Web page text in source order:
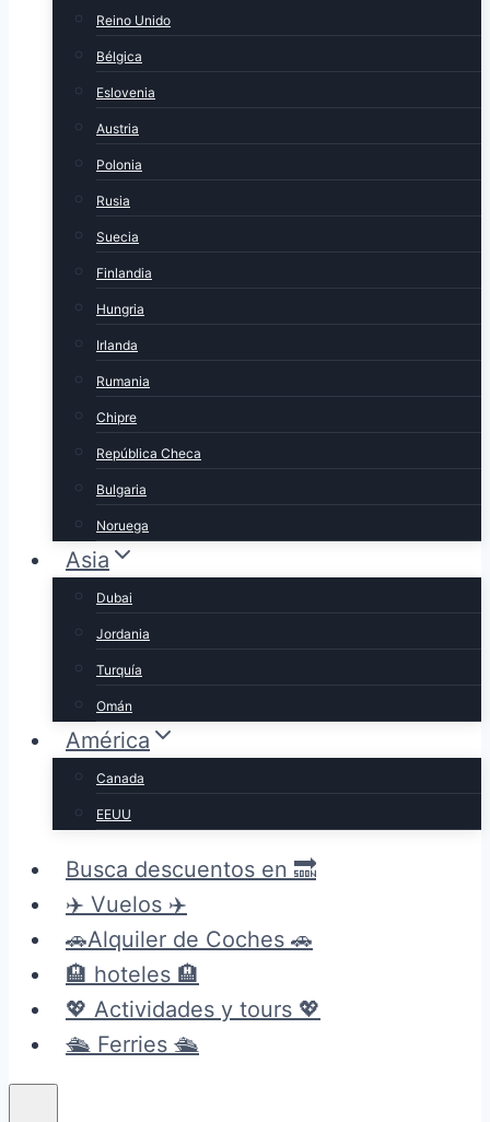
Reino Unido
Bélgica
Eslovenia
Austria
Polonia
Rusia
Suecia
Finlandia
Hungria
Irlanda
Rumania
Chipre
República Checa
Bulgaria
Noruega
Asia
Dubai
Jordania
Turquía
Omán
América
Canada
EEUU
Busca descuentos en 🔜
✈️ Vuelos ✈️
🚗Alquiler de Coches 🚗
🏨 hoteles 🏨
💖 Actividades y tours 💖
🛳️ Ferries 🛳️